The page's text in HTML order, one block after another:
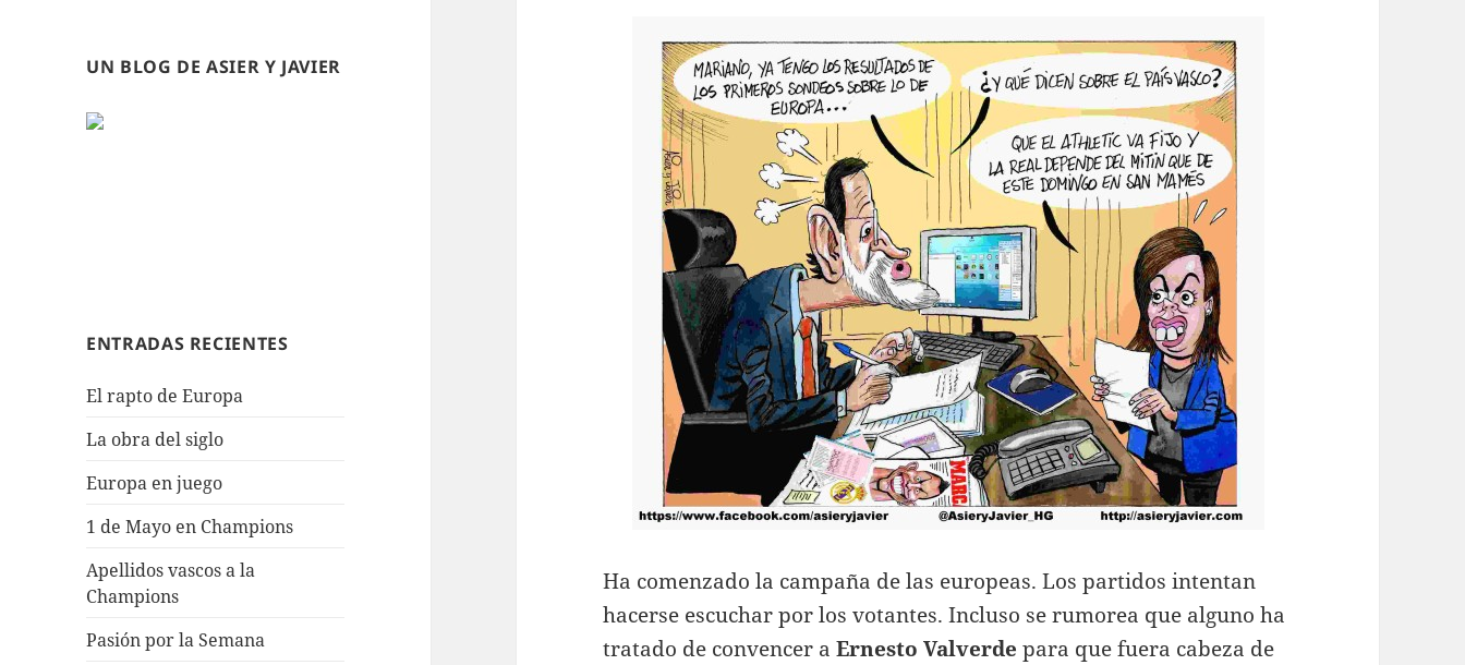
UN BLOG DE ASIER Y JAVIER
ENTRADAS RECIENTES
El rapto de Europa
La obra del siglo
Europa en juego
1 de Mayo en Champions
Apellidos vascos a la
Champions
Pasión por la Semana
Ha comenzado la campaña de las europeas. Los partidos intentan
hacerse escuchar por los votantes. Incluso se rumorea que alguno ha
tratado de convencer aErnesto Valverde para que fuera cabeza de